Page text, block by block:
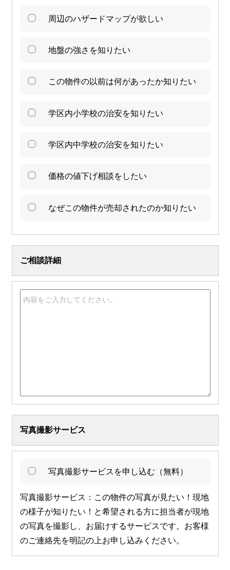
周辺のハザードマップが欲しい
地盤の強さを知りたい
この物件の以前は何があったか知りたい
学区内小学校の治安を知りたい
学区内中学校の治安を知りたい
価格の値下げ相談をしたい
なぜこの物件が売却されたのか知りたい
ご相談詳細
写真撮影サービス
写真撮影サービスを申し込む（無料）
写真撮影サービス：この物件の写真が見たい！現地
の様子が知りたい！と希望される方に担当者が現地
の写真を撮影し、お届けするサービスです。お客様
のご連絡先を明記の上お申し込みください。